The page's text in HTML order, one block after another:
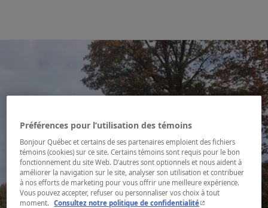
Préférences pour l’utilisation des témoins
Bonjour Québec et certains de ses partenaires emploient des fichiers
témoins (cookies) sur ce site. Certains témoins sont requis pour le bon
fonctionnement du site Web. D’autres sont optionnels et nous aident à
améliorer la navigation sur le site, analyser son utilisation et contribuer
à nos efforts de marketing pour vous offrir une meilleure expérience.
Vous pouvez accepter, refuser ou personnaliser vos choix à tout
moment.
Consultez notre politique de confidentialité- Cet hyperlien